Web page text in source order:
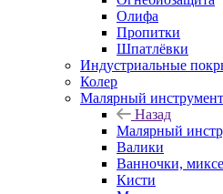
Олифа
Пропитки
Шпатлёвки
Индустриальные
Колер
Малярный инструмент
Назад
Малярный
Валики
Ванночки,
Кисти